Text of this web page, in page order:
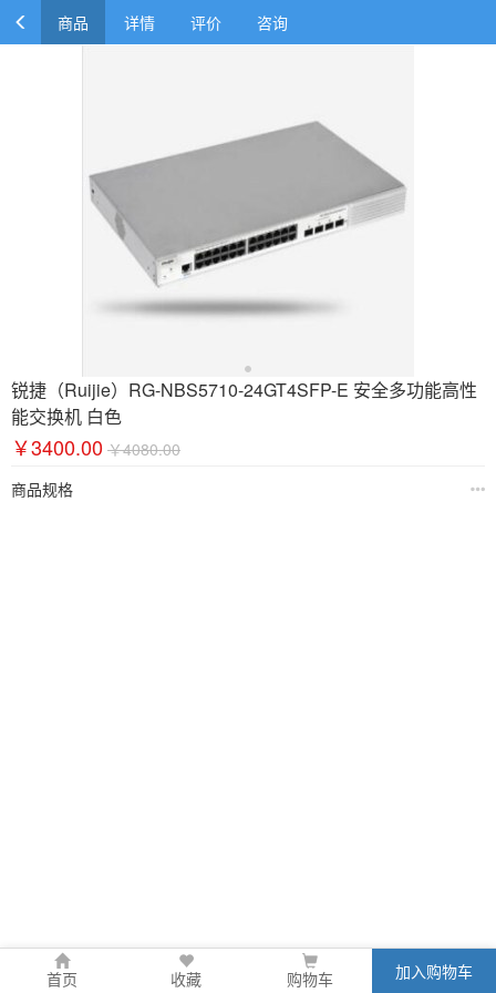
商品 详情 评价 咨询
锐捷（Ruijie）RG-NBS5710-24GT4SFP-E 安全多功能高性
能交换机 白色
￥3400.00 ￥4080.00
商品规格
首页 收藏 购物车 加入购物车